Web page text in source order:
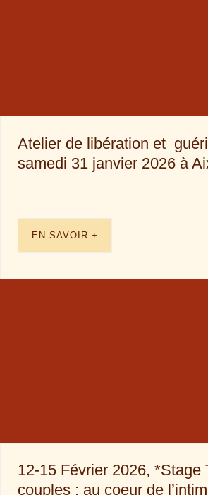
Atelier de libération et
samedi 31 janvier 2026 à
EN SAVOIR +
12-15 Février 2026, *Stage
couples : au coeur de